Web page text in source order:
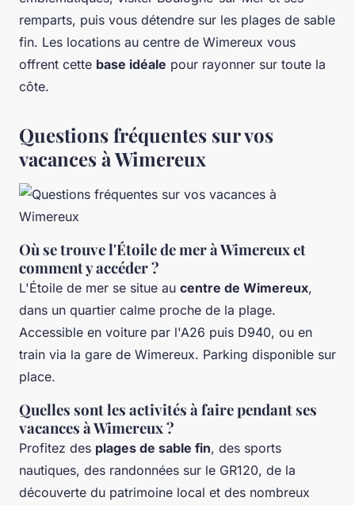
remparts, puis vous détendre sur les plages de sable
fin. Les locations au centre de Wimereux vous
offrent cette base idéale pour rayonner sur toute la
côte.
Questions fréquentes sur vos
vacances à Wimereux
Où se trouve l'Étoile de mer à Wimereux et
comment y accéder ?
L'Étoile de mer se situe au centre de Wimereux,
dans un quartier calme proche de la plage.
Accessible en voiture par l'A26 puis D940, ou en
train via la gare de Wimereux. Parking disponible sur
place.
Quelles sont les activités à faire pendant ses
vacances à Wimereux ?
Profitez des plages de sable fin, des sports
nautiques, des randonnées sur le GR120, de la
découverte du patrimoine local et des nombreux